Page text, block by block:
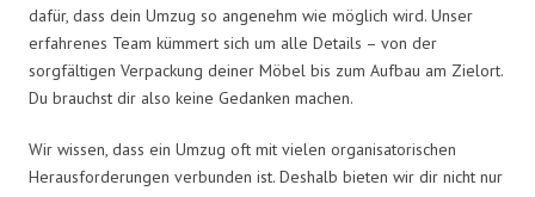
dafür, dass dein Umzug so angenehm wie möglich wird. Unser
erfahrenes Team kümmert sich um alle Details – von der
sorgfältigen Verpackung deiner Möbel bis zum Aufbau am Zielort.
Du brauchst dir also keine Gedanken machen.
Wir wissen, dass ein Umzug oft mit vielen organisatorischen
Herausforderungen verbunden ist. Deshalb bieten wir dir nicht nur